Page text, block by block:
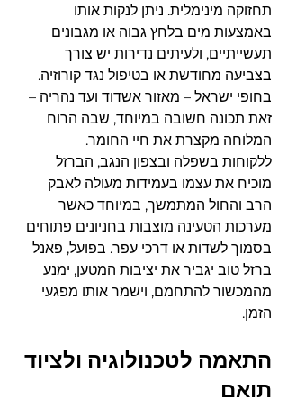
תחזוקה מינימלית. ניתן לנקות אותו
באמצעות מים בלחץ גבוה או מגבונים
תעשייתיים, ולעיתים נדירות יש צורך
בצביעה מחודשת או בטיפול נגד קורוזיה.
בחופי ישראל – מאזור אשדוד ועד נהריה –
זאת תכונה חשובה במיוחד, שבה הרוח
המלוחה מקצרת את חיי החומר.
ללקוחות בשפלה ובצפון הנגב, הברזל
מוכיח את עצמו בעמידות מעולה לאבק
הרב והחול המתמשך, במיוחד כאשר
מערכות הטעינה מוצבות בחניונים פתוחים
בסמוך לשדות או דרכי עפר. בפועל, פאנל
ברזל טוב יגביר את יציבות המטען, ימנע
מהמכשור להתחמם, וישמר אותו מפגעי
הזמן.
התאמה לטכנולוגיה ולציוד
תואם